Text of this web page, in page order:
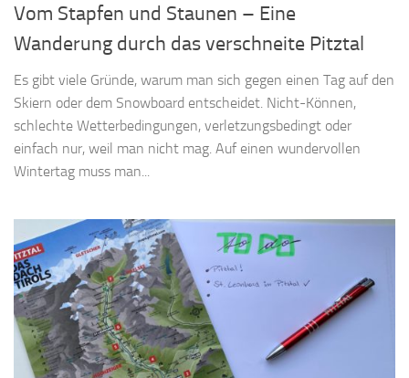
Vom Stapfen und Staunen – Eine
Wanderung durch das verschneite Pitztal
Es gibt viele Gründe, warum man sich gegen einen Tag auf den
Skiern oder dem Snowboard entscheidet. Nicht-Können,
schlechte Wetterbedingungen, verletzungsbedingt oder
einfach nur, weil man nicht mag. Auf einen wundervollen
Wintertag muss man...